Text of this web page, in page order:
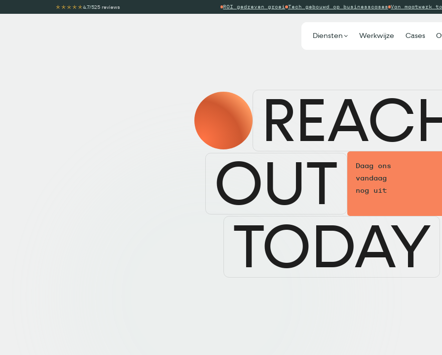
4.7/525 reviews ROI gedreven groei Tech gebouwd op businesscases Van maatwerk
Diensten Werkwijze Cases
OUT
Daag ons
vandaag
nog uit
TODAY